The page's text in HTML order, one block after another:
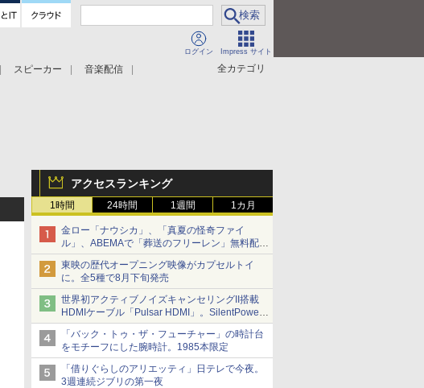
ログイン Impress サイト
全カテゴリ
スピーカー
音楽配信
アクセスランキング
1時間 24時間 1週間 1カ月
金ロー「ナウシカ」、「真夏の怪奇ファイ
ル」、ABEMAで「葬送のフリーレン」無料配信
など。夏の特番・配信情報
東映の歴代オープニング映像がカプセルトイ
に。全5種で8月下旬発売
世界初アクティブノイズキャンセリングII搭載
HDMIケーブル「Pulsar HDMI」。SilentPower
から
「バック・トゥ・ザ・フューチャー」の時計台
をモチーフにした腕時計。1985本限定
「借りぐらしのアリエッティ」日テレで今夜。
3週連続ジブリの第一夜